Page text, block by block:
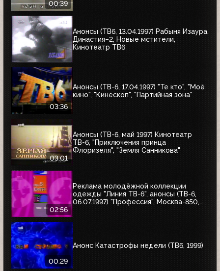
00:39
Анонсы (ТВ6, 13.04.1997) Рабыня Изаура,
Династия–2, Новые мстители,
Кинотеатр ТВ6
03:36
Анонсы (ТВ-6, 17.04.1997) "Те кто", "Моё
кино", "Кинескоп", "Партийная зона"
03:01
Анонсы (ТВ-6, май 1997) Кинотеатр
ТВ-6, "Приключения принца
Флоризеля", "Земля Санникова"
02:56
Реклама молодёжной коллекции
одежды "Линия ТВ-6", анонсы (ТВ-6,
06.07.1997) "Профессия", Москва-850,
00:29
Анонс Катастрофы недели (ТВ6, 1999)